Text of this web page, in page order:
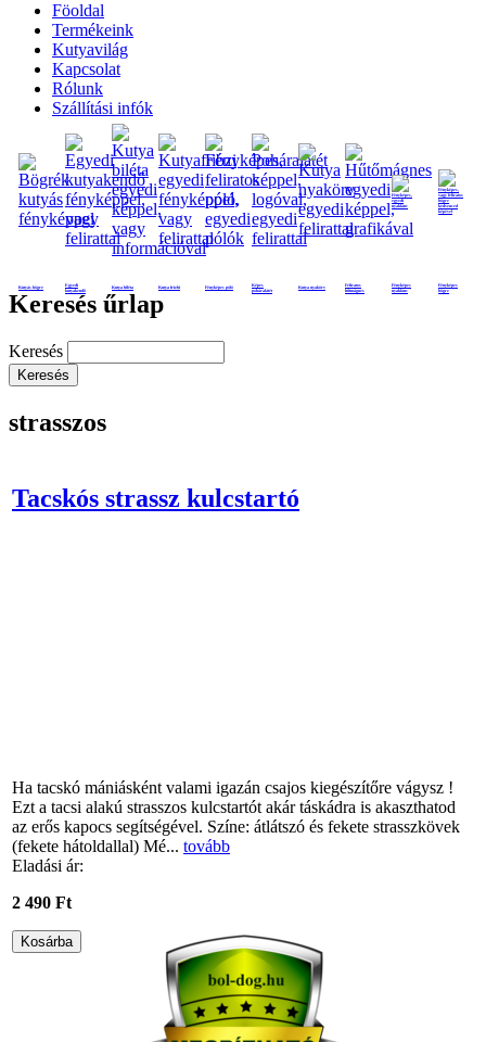
Föoldal
Termékeink
Kutyavilág
Kapcsolat
Rólunk
Szállítási infók
Kutyás bögre
Egyedi
kutyakendő
Kutya biléta Kutya frizbi Fényképes póló
Képes
poháralátét
Kutya nyakörv
Feliratos
hűtmágnes
Fényképes
nyaklánc
Fényképes
bögre
Keresés űrlap
Keresés
strasszos
Tacskós strassz kulcstartó
Ha tacskó mániásként valami igazán csajos kiegészítőre vágysz !
Ezt a tacsi alakú strasszos kulcstartót akár táskádra is akaszthatod
az erős kapocs segítségével. Színe: átlátszó és fekete strasszkövek
(fekete hátoldallal) Mé... tovább
Eladási ár:
2 490 Ft